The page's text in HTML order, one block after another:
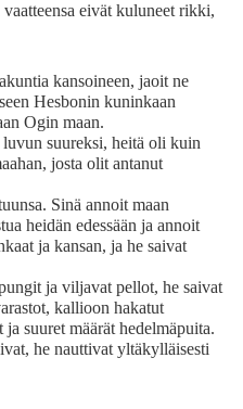
eivät kuluneet rikki,
kansoineen, jaoit ne
Hesbonin kuninkaan
Ogin maan.
suureksi, heitä oli kuin
josta olit antanut
Sinä annoit maan
heidän edessään ja annoit
ja kansan, ja he saivat
ja viljavat pellot, he saivat
kallioon hakatut
suuret määrät hedelmäpuita.
he nauttivat yltäkylläisesti